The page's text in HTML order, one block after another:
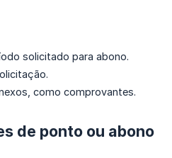
solicitado para abono.
como comprovantes.
de ponto ou abono